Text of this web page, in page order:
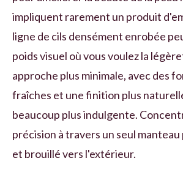
impliquent rarement un produit
ligne de cils densément enrobée
poids visuel où vous voulez la
approche plus minimale, avec des
fraîches et une finition plus
beaucoup plus indulgente.
précision à travers un seul
et brouillé vers l'extérieur.